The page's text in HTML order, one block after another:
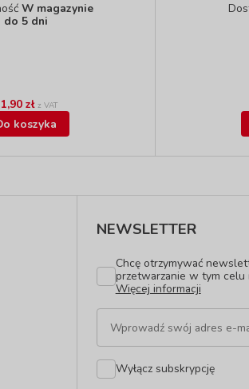
W magazynie
do 5 dni
zł z VAT
koszyka
NEWSLETTER
Chcę otrzymywać
przetwarzanie w tym celu
Więcej informacji
Wyłącz subskrypcję